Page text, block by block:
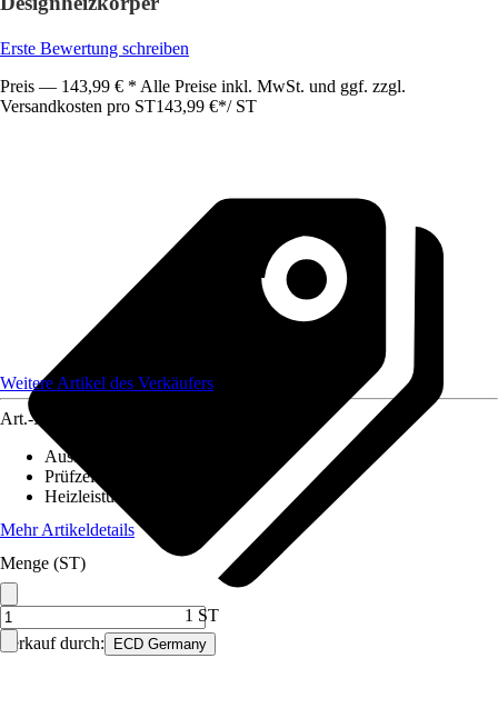
Erste Bewertung schreiben
Preis — 143,99 € * Alle Preise inkl. MwSt. und ggf. zzgl.
Versandkosten pro ST143,99 €*/ ST
Verkauf durch: ECD Germany
Weitere Artikel des Verkäufers
Art.-Nr.
Ausführung
Prüfzeichen
Heizleistung
Mehr Artikeldetails
Menge (ST)
1 ST